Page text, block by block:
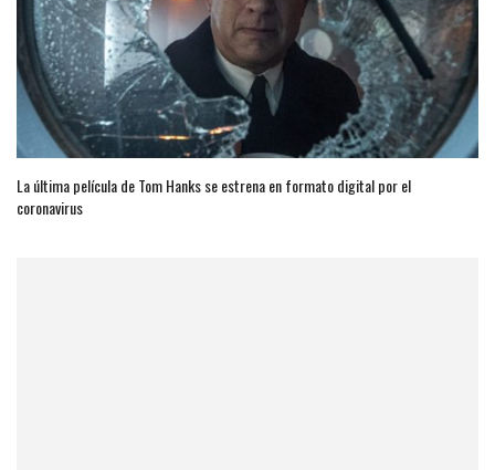
La última película de Tom Hanks se estrena en formato digital por el
coronavirus